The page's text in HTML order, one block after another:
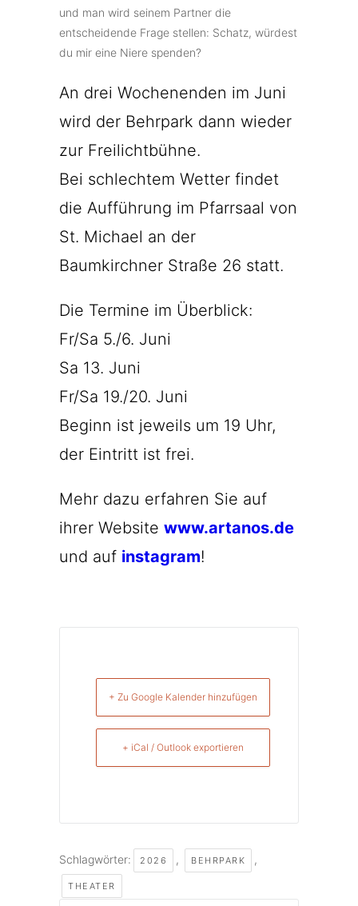
und man wird seinem Partner die
entscheidende Frage stellen: Schatz, würdest
du mir eine Niere spenden?
An drei Wochenenden im Juni
wird der Behrpark dann wieder
zur Freilichtbühne.
Bei schlechtem Wetter findet
die Aufführung im Pfarrsaal von
St. Michael an der
Baumkirchner Straße 26 statt.
Die Termine im Überblick:
Fr/Sa 5./6. Juni
Sa 13. Juni
Fr/Sa 19./20. Juni
Beginn ist jeweils um 19 Uhr,
der Eintritt ist frei.
Mehr dazu erfahren Sie auf
ihrer Website www.artanos.de
und auf instagram!
+ Zu Google Kalender hinzufügen
+ iCal / Outlook exportieren
Schlagwörter: 2026 , BEHRPARK ,
THEATER